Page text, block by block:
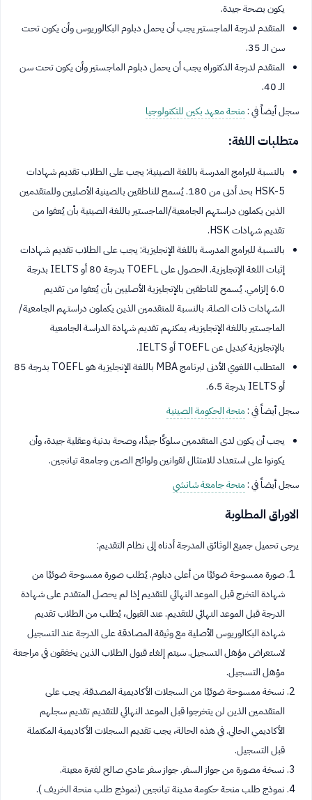
يكون بصحة جيدة.
المتقدم لدرجة الماجستير يجب أن يحمل دبلوم البكالوريوس وأن يكون تحت
سن الـ 35.
المتقدم لدرجة الدكتوراه يجب أن يحمل دبلوم الماجستير وأن يكون تحت سن
الـ 40.
سجل أيضاً في :منحة معهد بكين للتكنولوجيا
متطلبات اللغة:
بالنسبة للبرامج المدرسة باللغة الصينية: يجب على الطلاب تقديم شهادات
HSK-5 بحد أدنى من 180. يُسمح للناطقين بالصينية الأصليين وللمتقدمين
الذين يكملون دراستهم الجامعية/الماجستير باللغة الصينية بأن يُعفوا من
تقديم شهادات HSK.
بالنسبة للبرامج المدرسة باللغة الإنجليزية: يجب على الطلاب تقديم شهادات
إثبات اللغة الإنجليزية. الحصول على TOEFL بدرجة 80 أو IELTS بدرجة
6.0 إلزامي. يُسمح للناطقين بالإنجليزية الأصليين بأن يُعفوا من تقديم
الشهادات ذات الصلة. بالنسبة للمتقدمين الذين يكملون دراستهم الجامعية/
الماجستير باللغة الإنجليزية، يمكنهم تقديم شهادة الدراسة الجامعية
بالإنجليزية كبديل عن TOEFL أو IELTS.
المتطلب اللغوي الأدنى لبرنامج MBA باللغة الإنجليزية هو TOEFL بدرجة 85
أو IELTS بدرجة 6.5.
سجل أيضاً في :منحة الحكومة الصينية
يجب أن يكون لدى المتقدمين سلوكًا جيدًا، وصحة بدنية وعقلية جيدة، وأن
يكونوا على استعداد للامتثال لقوانين ولوائح الصين وجامعة تيانجين.
سجل أيضاً في :منحة جامعة شانشي
الاوراق المطلوبة
يرجى تحميل جميع الوثائق المدرجة أدناه إلى نظام التقديم:
صورة ممسوحة ضوئيًا من أعلى دبلوم. يُطلب صورة ممسوحة ضوئيًا من
شهادة التخرج قبل الموعد النهائي للتقديم إذا لم يحصل المتقدم على شهادة
الدرجة قبل الموعد النهائي للتقديم. عند القبول، يُطلب من الطلاب تقديم
شهادة البكالوريوس الأصلية مع وثيقة المصادقة على الدرجة عند التسجيل
لاستعراض مؤهل التسجيل. سيتم إلغاء قبول الطلاب الذين يخفقون في مراجعة
مؤهل التسجيل.
نسخة ممسوحة ضوئيًا من السجلات الأكاديمية المصدقة. يجب على
المتقدمين الذين لن يتخرجوا قبل الموعد النهائي للتقديم تقديم سجلهم
الأكاديمي الحالي. في هذه الحالة، يجب تقديم السجلات الأكاديمية المكتملة
قبل التسجيل.
نسخة مصورة من جواز السفر. جواز سفر عادي صالح لفترة معينة.
نموذج طلب منحة حكومة مدينة تيانجين (نموذج طلب منحة الخريف ).